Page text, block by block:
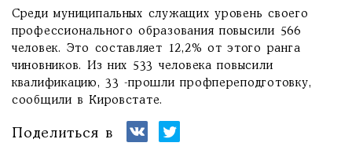
Среди муниципальных служащих уровень своего
профессионального образования повысили 566
человек. Это составляет 12,2% от этого ранга
чиновников. Из них 533 человека повысили
квалификацию, 33 -прошли профпереподготовку,
сообщили в Кировстате.
Поделиться в